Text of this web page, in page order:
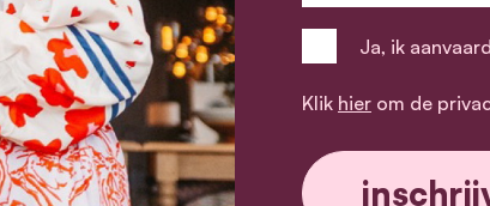
Ja, ik
Klik hierom de